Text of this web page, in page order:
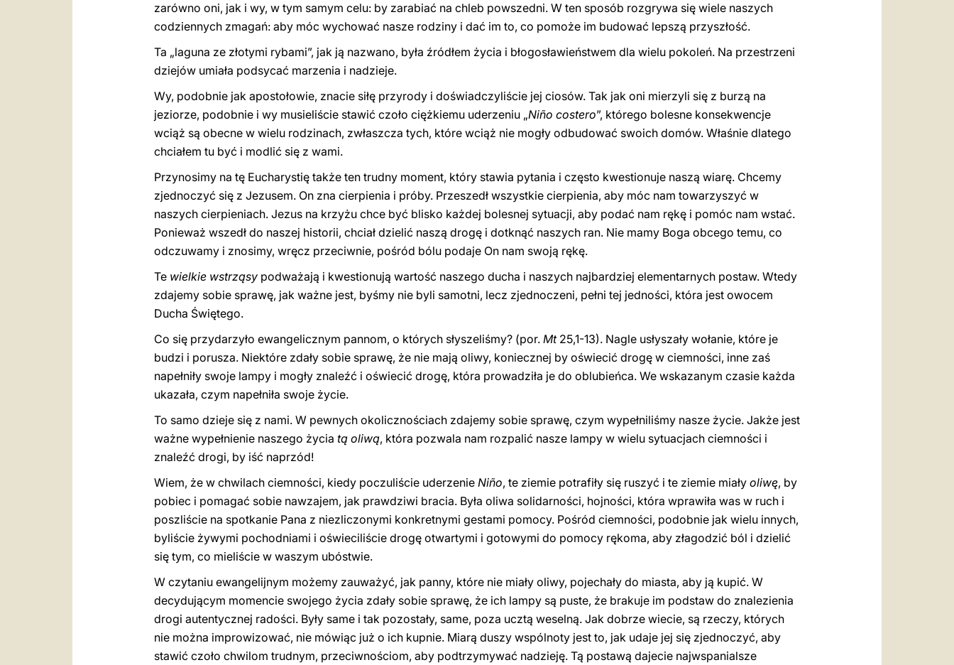
zarówno oni, jak i wy, w tym samym celu: by zarabiać na chleb powszedni. W ten sposób rozgrywa się wiele naszych
codziennych zmagań: aby móc wychować nasze rodziny i dać im to, co pomoże im budować lepszą przyszłość.
Ta „laguna ze złotymi rybami”, jak ją nazwano, była źródłem życia i błogosławieństwem dla wielu pokoleń. Na przestrzeni
dziejów umiała podsycać marzenia i nadzieje.
Wy, podobnie jak apostołowie, znacie siłę przyrody i doświadczyliście jej ciosów. Tak jak oni mierzyli się z burzą na
jeziorze, podobnie i wy musieliście stawić czoło ciężkiemu uderzeniu „Niño costero”, którego bolesne konsekwencje
wciąż są obecne w wielu rodzinach, zwłaszcza tych, które wciąż nie mogły odbudować swoich domów. Właśnie dlatego
chciałem tu być i modlić się z wami.
Przynosimy na tę Eucharystię także ten trudny moment, który stawia pytania i często kwestionuje naszą wiarę. Chcemy
zjednoczyć się z Jezusem. On zna cierpienia i próby. Przeszedł wszystkie cierpienia, aby móc nam towarzyszyć w
naszych cierpieniach. Jezus na krzyżu chce być blisko każdej bolesnej sytuacji, aby podać nam rękę i pomóc nam wstać.
Ponieważ wszedł do naszej historii, chciał dzielić naszą drogę i dotknąć naszych ran. Nie mamy Boga obcego temu, co
odczuwamy i znosimy, wręcz przeciwnie, pośród bólu podaje On nam swoją rękę.
Te wielkie wstrząsy podważają i kwestionują wartość naszego ducha i naszych najbardziej elementarnych postaw. Wtedy
zdajemy sobie sprawę, jak ważne jest, byśmy nie byli samotni, lecz zjednoczeni, pełni tej jedności, która jest owocem
Ducha Świętego.
Co się przydarzyło ewangelicznym pannom, o których słyszeliśmy? (por. Mt 25,1-13). Nagle usłyszały wołanie, które je
budzi i porusza. Niektóre zdały sobie sprawę, że nie mają oliwy, koniecznej by oświecić drogę w ciemności, inne zaś
napełniły swoje lampy i mogły znaleźć i oświecić drogę, która prowadziła je do oblubieńca. We wskazanym czasie każda
ukazała, czym napełniła swoje życie.
To samo dzieje się z nami. W pewnych okolicznościach zdajemy sobie sprawę, czym wypełniliśmy nasze życie. Jakże jest
ważne wypełnienie naszego życia tą oliwą, która pozwala nam rozpalić nasze lampy w wielu sytuacjach ciemności i
znaleźć drogi, by iść naprzód!
Wiem, że w chwilach ciemności, kiedy poczuliście uderzenie Niño, te ziemie potrafiły się ruszyć i te ziemie miały oliwę, by
pobiec i pomagać sobie nawzajem, jak prawdziwi bracia. Była oliwa solidarności, hojności, która wprawiła was w ruch i
poszliście na spotkanie Pana z niezliczonymi konkretnymi gestami pomocy. Pośród ciemności, podobnie jak wielu innych,
byliście żywymi pochodniami i oświeciliście drogę otwartymi i gotowymi do pomocy rękoma, aby złagodzić ból i dzielić
się tym, co mieliście w waszym ubóstwie.
W czytaniu ewangelijnym możemy zauważyć, jak panny, które nie miały oliwy, pojechały do ​​miasta, aby ją kupić. W
decydującym momencie swojego życia zdały sobie sprawę, że ich lampy są puste, że brakuje im podstaw do znalezienia
drogi autentycznej radości. Były same i tak pozostały, same, poza ucztą weselną. Jak dobrze wiecie, są rzeczy, których
nie można improwizować, nie mówiąc już o ich kupnie. Miarą duszy wspólnoty jest to, jak udaje jej się zjednoczyć, aby
stawić czoło chwilom trudnym, przeciwnościom, aby podtrzymywać nadzieję. Tą postawą dajecie najwspanialsze